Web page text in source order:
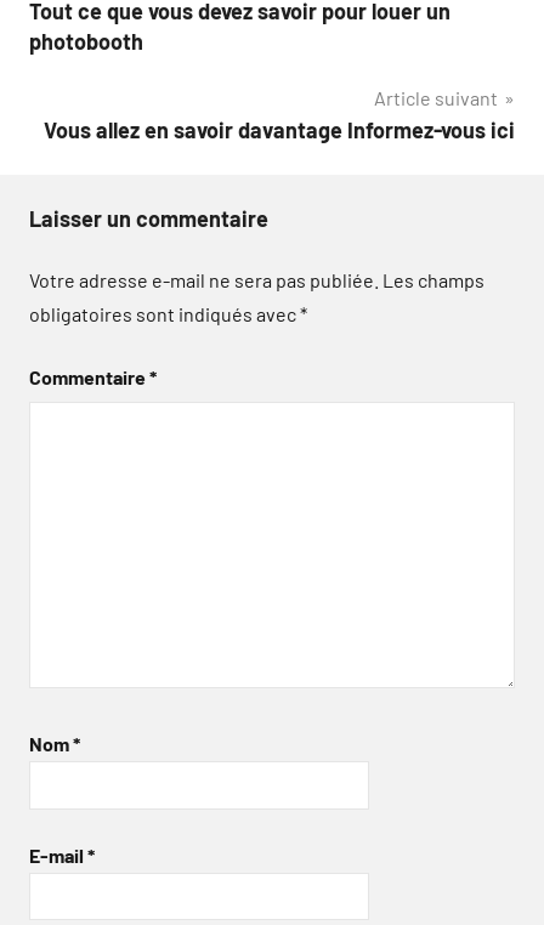
de
Tout ce que vous devez savoir pour louer un
photobooth
Article suivant
Vous allez en savoir davantage Informez-vous ici
Laisser un commentaire
Votre adresse e-mail ne sera pas publiée. Les champs
obligatoires sont indiqués avec*
Commentaire*
Nom*
E-mail *